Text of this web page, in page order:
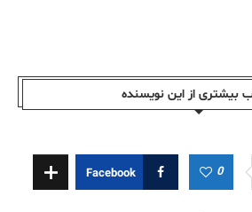
بیشتری از این نویسندە
0
Facebook